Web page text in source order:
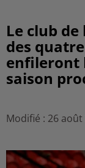
Le club
des
enfileront
saison
Modifié : 26